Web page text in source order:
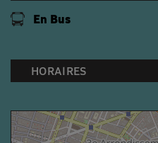
En Bus
HORAIRES